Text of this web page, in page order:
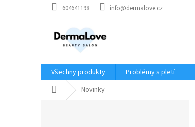
na
604641198 info@dermalove.cz
Všechny produkty Problémy s pletí
Domů Novinky